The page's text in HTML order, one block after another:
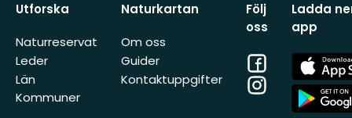
Utforska
Naturreservat
Leder
Län
Kommuner
Naturkartan
Om oss
Guider
Kontaktuppgifter
Följ
oss
Facebook
Instagram
Ladda
app
App
Store
App
Store